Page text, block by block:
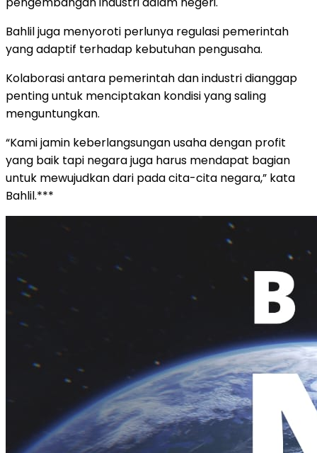
Bahlil juga menyoroti perlunya regulasi pemerintah
yang adaptif terhadap kebutuhan pengusaha.
Kolaborasi antara pemerintah dan industri dianggap
penting untuk menciptakan kondisi yang saling
menguntungkan.
“Kami jamin keberlangsungan usaha dengan profit
yang baik tapi negara juga harus mendapat bagian
untuk mewujudkan dari pada cita-cita negara,” kata
Bahlil.***